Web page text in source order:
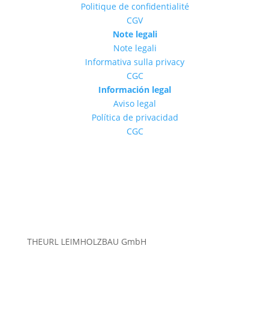
Politique de confidentialité
CGV
Note legali
Note legali
Informativa sulla privacy
CGC
Información legal
Aviso legal
Política de privacidad
CGC
THEURL LEIMHOLZBAU GmbH